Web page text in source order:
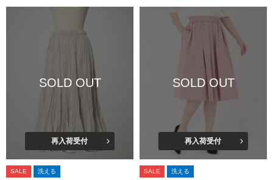
SOLD OUT
再入荷受付
SALE 洗える
SOLD OUT
再入荷受付
SALE 洗える